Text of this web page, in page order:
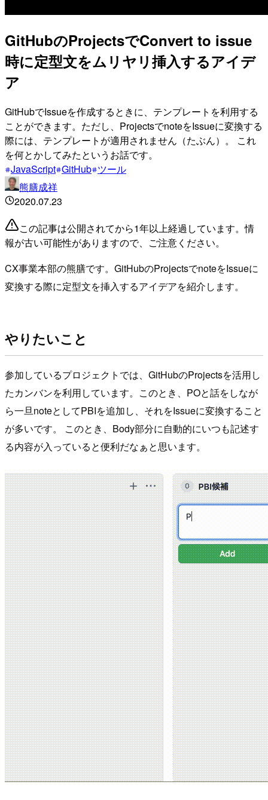
GitHubのProjectsでConvert to issue
時に定型文をムリヤリ挿入するアイデ
ア
GitHubでIssueを作成するときに、テンプレートを利用する
ことができます。ただし、ProjectsでnoteをIssueに変換する
際には、テンプレートが適用されません（たぶん）。 これ
を何とかしてみたというお話です。
JavaScript GitHub ツール
熊膳成祥
2020.07.23
この記事は公開されてから1年以上経過しています。情
報が古い可能性がありますので、ご注意ください。
CX事業本部の熊膳です。GitHubのProjectsでnoteをIssueに
変換する際に定型文を挿入するアイデアを紹介します。
やりたいこと
参加しているプロジェクトでは、GitHubのProjectsを活用し
たカンバンを利用しています。このとき、POと話をしなが
ら一旦noteとしてPBIを追加し、それをIssueに変換すること
が多いです。 このとき、Body部分に自動的にいつも記述す
る内容が入っていると便利だなぁと思います。